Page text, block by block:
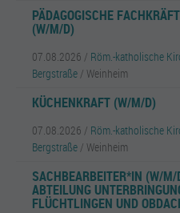
PÄDAGOGISCHE
(W/M/D)
07.08.2026 / Röm.-katholische
Bergstraße / Weinheim
KÜCHENKRAFT (W/M/D)
07.08.2026 / Röm.-katholische
Bergstraße / Weinheim
SACHBEARBEITER*IN (W/
ABTEILUNG
FLÜCHTLINGEN UND